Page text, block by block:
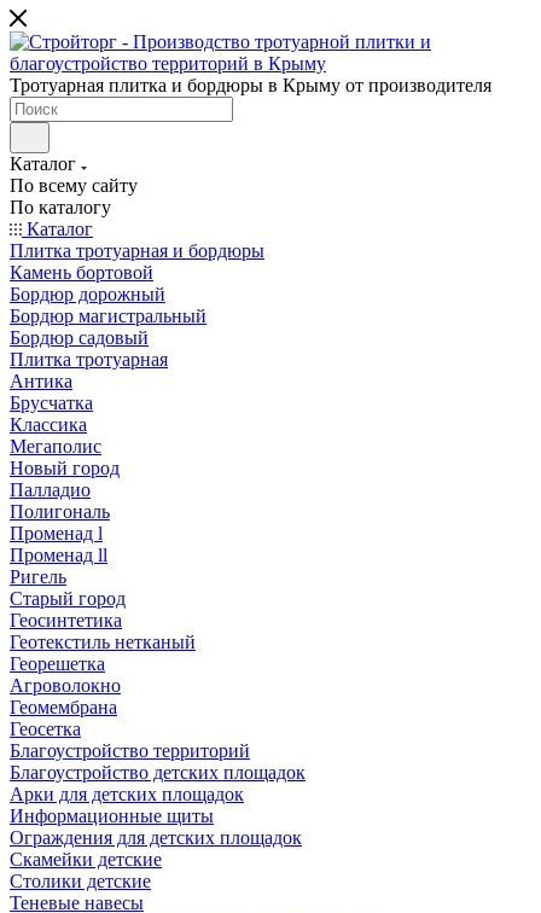
Тротуарная плитка и бордюры в Крыму от производителя
Каталог
По всему сайту
По каталогу
Каталог
Плитка тротуарная и бордюры
Камень бортовой
Бордюр дорожный
Бордюр магистральный
Бордюр садовый
Плитка тротуарная
Антика
Брусчатка
Классика
Мегаполис
Новый город
Палладио
Полигональ
Променад l
Променад ll
Ригель
Старый город
Геосинтетика
Геотекстиль нетканый
Георешетка
Агроволокно
Геомембрана
Геосетка
Благоустройство территорий
Благоустройство детских площадок
Арки для детских площадок
Информационные щиты
Ограждения для детских площадок
Скамейки детские
Столики детские
Теневые навесы